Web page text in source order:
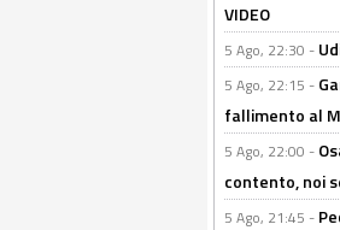
VIDEO
5 Ago, 22:30 -
5 Ago, 22:15 -
fallimento al
5 Ago, 22:00 -
contento, noi
5 Ago, 21:45 -